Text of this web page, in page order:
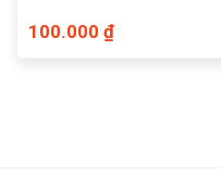
100.000 ₫